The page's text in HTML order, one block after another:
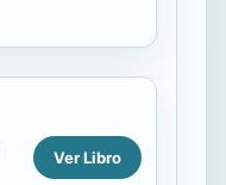
Ver Libro